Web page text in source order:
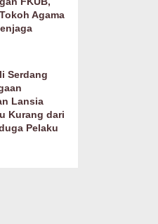
Agama
Serdang
Lansia
Kurang dari
Pelaku